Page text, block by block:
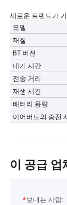
새로운 트렌드가
모델
재질
BT 버전
대기 시간
전송 거리
재생 시간
배터리 용량
이어버드의 충전
이 공급 업
* 보내는 사람: